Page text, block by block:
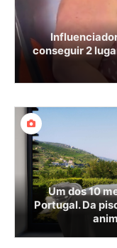
conseguir 2
Um dos 10
Portugal. Da